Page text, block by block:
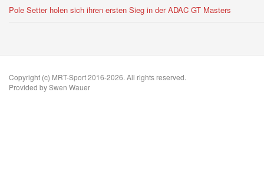
Pole Setter holen sich ihren ersten Sieg in der ADAC GT Masters
Copyright (c) MRT-Sport 2016-2026. All rights reserved.
Provided by Swen Wauer